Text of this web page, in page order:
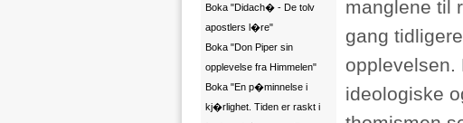
Boka "Didach� - De tolv
apostlers l�re"
Boka "Don Piper sin
opplevelse fra Himmelen"
Boka "En p�minnelse i
kj�rlighet. Tiden er raskt i
manglene til
gang
opplevelsen.
ideologiske